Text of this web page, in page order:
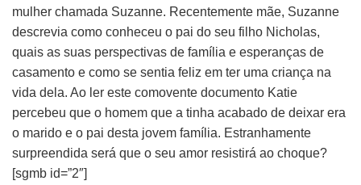
mulher chamada Suzanne. Recentemente mãe, Suzanne
descrevia como conheceu o pai do seu filho Nicholas,
quais as suas perspectivas de família e esperanças de
casamento e como se sentia feliz em ter uma criança na
vida dela. Ao ler este comovente documento Katie
percebeu que o homem que a tinha acabado de deixar era
o marido e o pai desta jovem família. Estranhamente
surpreendida será que o seu amor resistirá ao choque?
[sgmb id=”2″]